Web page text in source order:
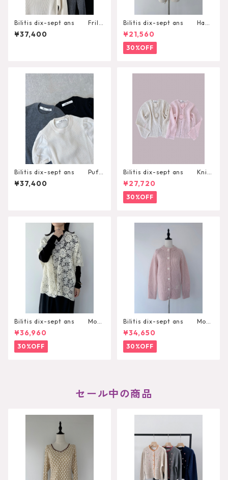
Bilitis dix-sept ans Frill
Collar Pullover
¥37,400
Bilitis dix-sept ans Hand
Knit Camisole
¥21,560
30%OFF
Bilitis dix-sept ans Puff
Sleeve Pullover
¥37,400
Bilitis dix-sept ans Knit
Cardigan
¥27,720
30%OFF
Bilitis dix-sept ans Moh
air Hand Knit Poncho
¥36,960
30%OFF
Bilitis dix-sept ans Moh
air Cardigan
¥34,650
30%OFF
セール中の商品